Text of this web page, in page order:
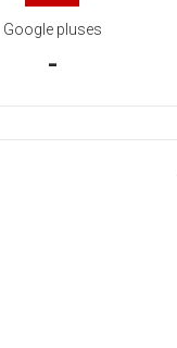
Google pluses
-